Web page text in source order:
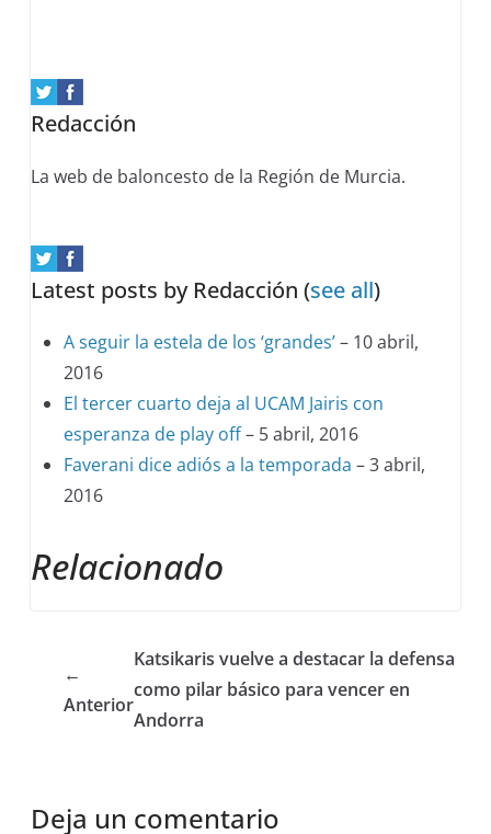
content
below.
Redacción
La web de baloncesto de la Región de Murcia.
Latest posts by Redacción(see all)
A seguir la estela de los ‘grandes’– 10 abril,
2016
El tercer cuarto deja al UCAM Jairis con
esperanza de play off– 5 abril, 2016
Faverani dice adiós a la temporada – 3 abril,
2016
Relacionado
←
Anterior
Katsikaris vuelve a destacar la defensa
como pilar básico para vencer en
Andorra
Deja un comentario